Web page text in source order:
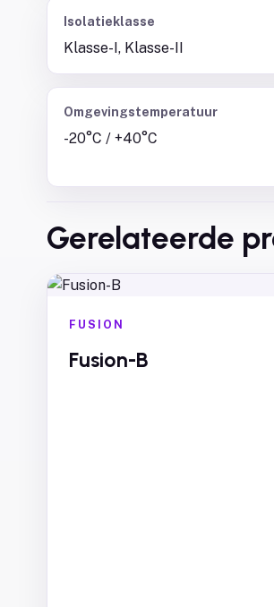
Isolatieklasse
Klasse-I, Klasse-II
Omgevingstemperatuur
-20°C / +40°C
Gerelateerde
FUSION
Fusion-B